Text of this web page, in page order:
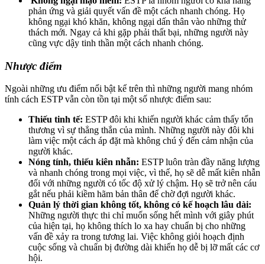
phản ứng và giải quyết vấn đề một cách nhanh chóng. Họ
không ngại khó khăn, không ngại dấn thân vào những thử
thách mới. Ngay cả khi gặp phải thất bại, những người này
cũng vực dậy tinh thần một cách nhanh chóng.
Nhược điểm
Ngoài những ưu điểm nổi bật kể trên thì những người mang nhóm
tính cách ESTP vẫn còn tồn tại một số nhược điểm sau:
Thiếu tinh tế: ESTP đôi khi khiến người khác cảm thấy tổn
thương vì sự thẳng thắn của mình. Những người này đôi khi
làm việc một cách áp đặt mà không chú ý đến cảm nhận của
người khác.
Nóng tính, thiếu kiên nhẫn: ESTP luôn tràn đầy năng lượng
và nhanh chóng trong mọi việc, vì thế, họ sẽ dễ mất kiên nhẫn
đối với những người có tốc độ xử lý chậm. Họ sẽ trở nên cáu
gắt nếu phải kiềm hãm bản thân để chờ đợi người khác.
Quản lý thời gian không tốt, không có kế hoạch lâu dài:
Những người thực thi chỉ muốn sống hết mình với giây phút
của hiện tại, họ không thích lo xa hay chuẩn bị cho những
vấn đề xảy ra trong tương lai. Việc không giỏi hoạch định
cuộc sống và chuẩn bị đường dài khiến họ dễ bị lỡ mất các cơ
hội.